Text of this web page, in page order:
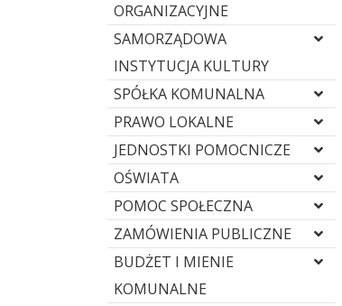
ORGANIZACYJNE
SAMORZĄDOWA
INSTYTUCJA KULTURY
SPÓŁKA KOMUNALNA
PRAWO LOKALNE
JEDNOSTKI POMOCNICZE
OŚWIATA
POMOC SPOŁECZNA
ZAMÓWIENIA PUBLICZNE
BUDŻET I MIENIE
KOMUNALNE